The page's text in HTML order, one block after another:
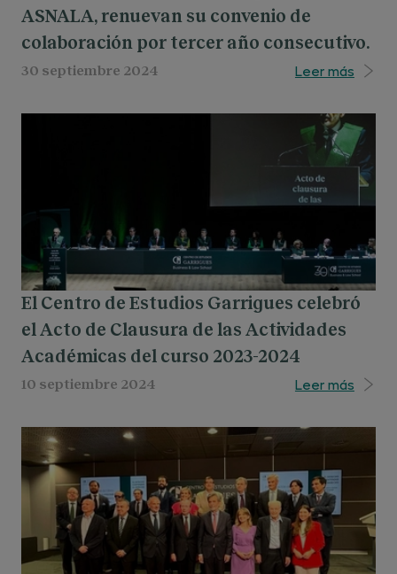
ASNALA, renuevan su convenio de
colaboración por tercer año consecutivo.
30 septiembre 2024 Leer más
El Centro de Estudios Garrigues celebró
el Acto de Clausura de las Actividades
Académicas del curso 2023-2024
10 septiembre 2024 Leer más